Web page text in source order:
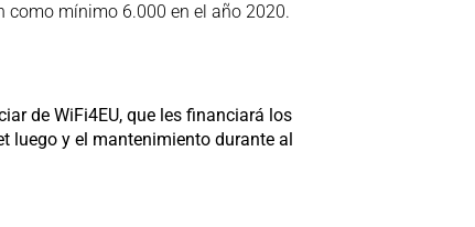
como mínimo 6.000 en el año 2020.
de WiFi4EU, que les financiará los
luego y el mantenimiento durante al